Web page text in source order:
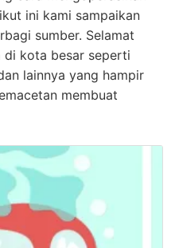
ini kami sampaikan
sumber. Selamat
di kota besar seperti
lainnya yang hampir
membuat